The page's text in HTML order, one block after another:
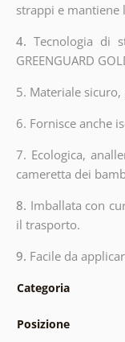
strappi e mantiene
4.Tecnologia di
GREENGUARD
5. Materiale
6. Fornisce anche
7. Ecologica,
cameretta dei
8. Imballata con
il trasporto.
9. Facile da
Categoria
Posizione